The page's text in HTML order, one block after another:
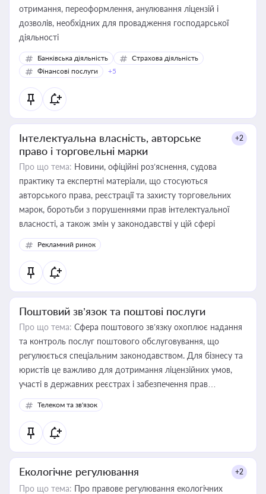
отримання, переоформлення, анулювання ліцензій і
дозволів, необхідних для провадження господарської
діяльності
Банківська діяльність
Страхова діяльність
Фінансові послуги
+5
Інтелектуальна власність, авторське
право і торговельні марки
+2
Про що тема: Новини, офіційні роз’яснення, судова
практику та експертні матеріали, що стосуються
авторського права, реєстрації та захисту торговельних
марок, боротьби з порушеннями прав інтелектуальної
власності, а також змін у законодавстві у цій сфері
Рекламний ринок
Поштовий зв’язок та поштові послуги
Про що тема: Сфера поштового зв’язку охоплює надання
та контроль послуг поштового обслуговування, що
регулюється спеціальним законодавством. Для бізнесу та
юристів це важливо для дотримання ліцензійних умов,
участі в державних реєстрах і забезпечення прав
споживачів.
Телеком та зв'язок
Екологічне регулювання +2
Про що тема: Про правове регулювання екологічних